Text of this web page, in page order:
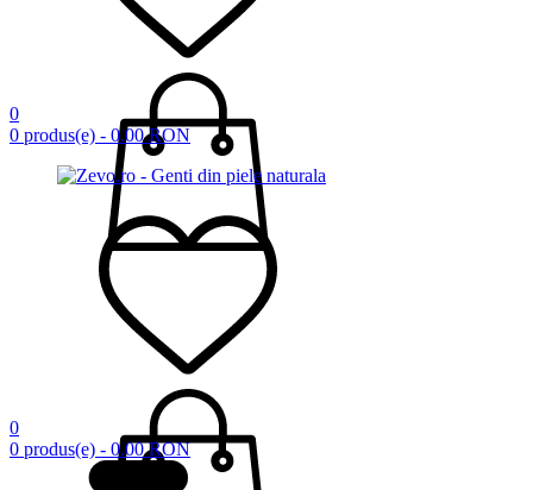
0
0 produs(e) - 0.00 RON
0
0 produs(e) - 0.00 RON